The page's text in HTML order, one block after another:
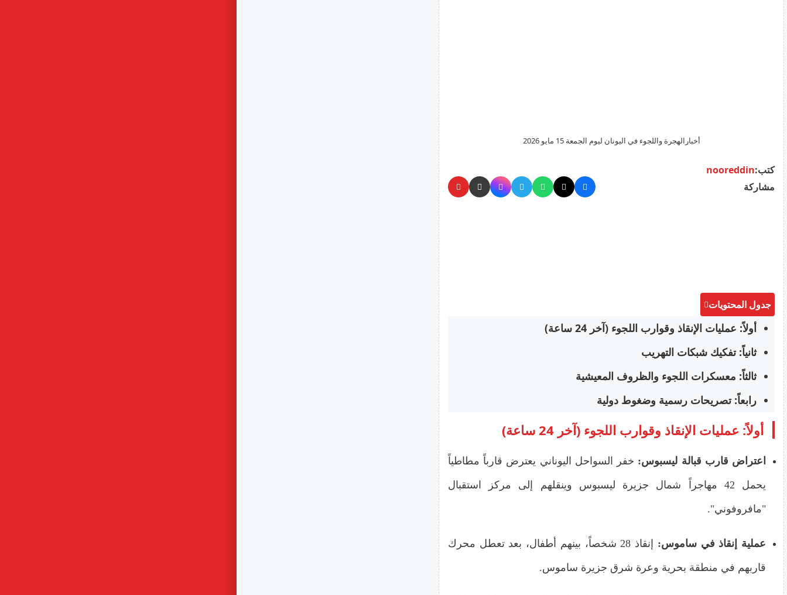
أخبارالهجرة واللجوء في اليونان ليوم الجمعة 15 مايو 2026
كتب:nooreddin
مشاركة
جدول المحتويات
أولاً: عمليات الإنقاذ وقوارب اللجوء (آخر 24 ساعة)
ثانياً: تفكيك شبكات التهريب
ثالثاً: معسكرات اللجوء والظروف المعيشية
رابعاً: تصريحات رسمية وضغوط دولية
أولاً: عمليات الإنقاذ وقوارب اللجوء (آخر 24 ساعة)
اعتراض قارب قبالة ليسبوس: خفر السواحل اليوناني يعترض قارباً مطاطياً
يحمل 42 مهاجراً شمال جزيرة ليسبوس وينقلهم إلى مركز استقبال
"مافروفوني".
عملية إنقاذ في ساموس: إنقاذ 28 شخصاً، بينهم أطفال، بعد تعطل محرك
قاربهم في منطقة بحرية وعرة شرق جزيرة ساموس.